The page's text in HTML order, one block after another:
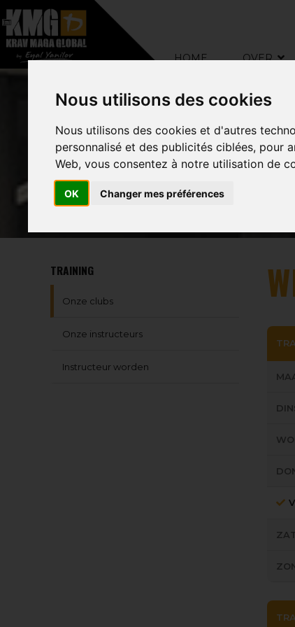
Nous utilisons des cookies
Nous utilisons des cookies et d'autres
personnalisé et des publicités ciblées, pour
Web, vous consentez à notre utilisation de
OK Changer mes préférences
HOME OVER
TRAINING
Onze clubs
Onze instructeurs
Instructeur worden